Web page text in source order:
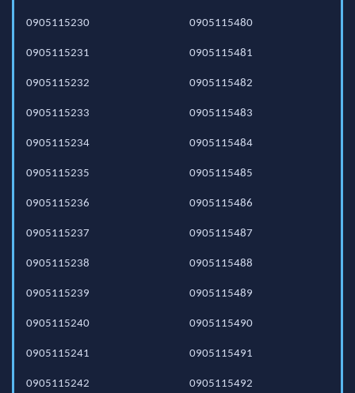
0905115230
0905115231
0905115232
0905115233
0905115234
0905115235
0905115236
0905115237
0905115238
0905115239
0905115240
0905115241
0905115242
0905115480
0905115481
0905115482
0905115483
0905115484
0905115485
0905115486
0905115487
0905115488
0905115489
0905115490
0905115491
0905115492